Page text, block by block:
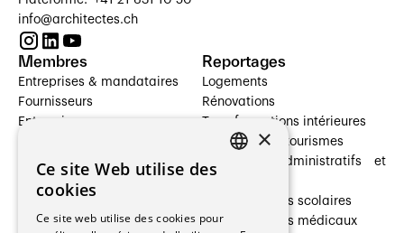
info@architectes.ch
Membres
Entreprises & mandataires
Fournisseurs
Entreprises
Architectes paysagistes
Architectes d'intérieur
Entreprises générales
Reportages
Logements
Rénovations
Transformations intérieures
Hôtelleries et tourismes
Bâtiments administratifs et
Établissements scolaires
Établissements médicaux
×
Ce site Web utilise des
cookies
Ce site web utilise des cookies pour